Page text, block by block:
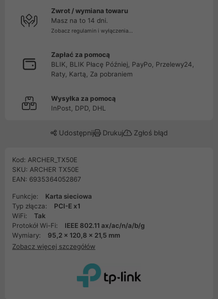
Zwrot / wymiana towaru
Masz na to 14 dni.
Zobacz regulamin i wyłączenia...
Zapłać za pomocą
BLIK, BLIK Płacę Później, PayPo, Przelewy24,
Raty, Kartą, Za pobraniem
Wysyłka za pomocą
InPost, DPD, DHL
Udostępnij Drukuj Zgłoś błąd
Kod: ARCHER_TX50E
SKU: ARCHER TX50E
EAN: 6935364052867
Funkcje:
Karta sieciowa
Typ złącza:
PCI-E x1
WiFi:
Tak
Protokół Wi-Fi:
IEEE 802.11 ax/ac/n/a/b/g
Wymiary:
95,2 x 120,8 x 21,5 mm
Zobacz więcej szczegółów